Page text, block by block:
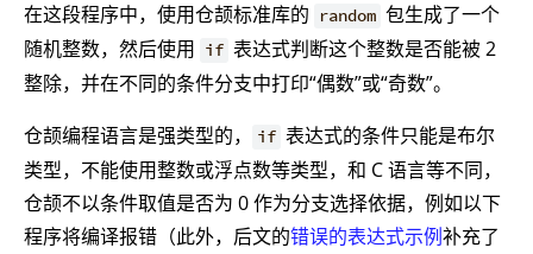
在这段程序中，使用仓颉标准库的 random 包生成了一个
随机整数，然后使用 if 表达式判断这个整数是否能被 2
整除，并在不同的条件分支中打印“偶数”或“奇数”。
仓颉编程语言是强类型的，
if 表达式的条件只能是布尔
类型，不能使用整数或浮点数等类型，和 C 语言等不同，
仓颉不以条件取值是否为 0 作为分支选择依据，例如以下
程序将编译报错（此外，后文的错误的表达式示例补充了